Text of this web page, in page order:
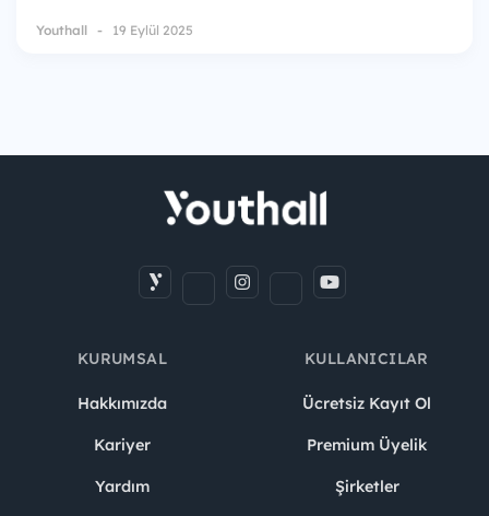
Youthall 19 Eylül 2025
KURUMSAL
Hakkımızda
Kariyer
Yardım
KULLANICILAR
Ücretsiz Kayıt Ol
Premium Üyelik
Şirketler